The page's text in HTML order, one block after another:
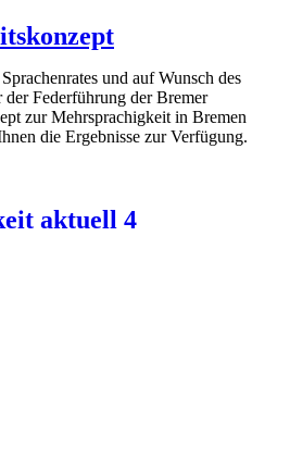
und auf Wunsch des
der Federführung der Bremer
zur Mehrsprachigkeit in Bremen
die Ergebnisse zur Verfügung.